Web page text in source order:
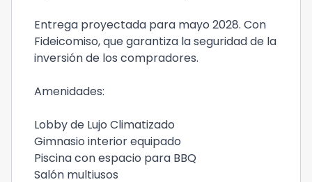
Entrega proyectada para mayo 2028. Con
Fideicomiso, que garantiza la seguridad de la
inversión de los compradores.
Amenidades:
Lobby de Lujo Climatizado
Gimnasio interior equipado
Piscina con espacio para BBQ
Salón multiusos